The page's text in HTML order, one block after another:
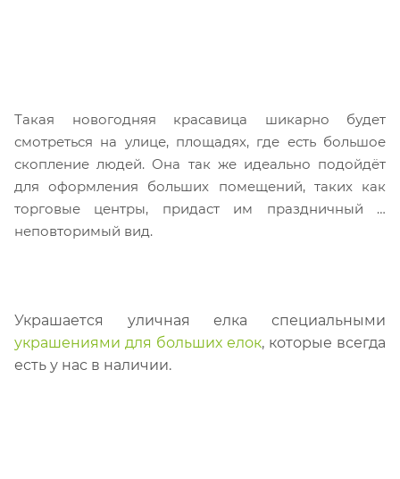
Такая новогодняя красавица шикарно будет
смотреться на улице, площадях, где есть большое
скопление людей. Она так же идеально подойдёт
для оформления больших помещений, таких как
торговые центры, придаст им праздничный и
неповторимый вид.
Украшается уличная елка специальными
украшениями для больших елок, которые всегда
есть у нас в наличии.